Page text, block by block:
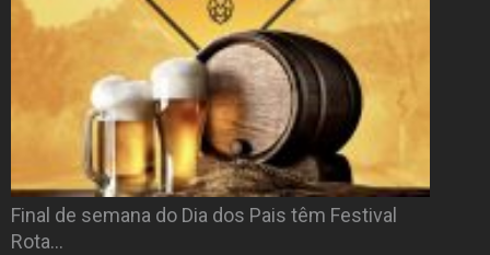
Final de semana do Dia dos Pais têm Festival
Rota…